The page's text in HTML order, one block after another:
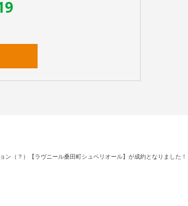
ン（？）【ラヴニール桑田町シュペリオール】が成約となりました！